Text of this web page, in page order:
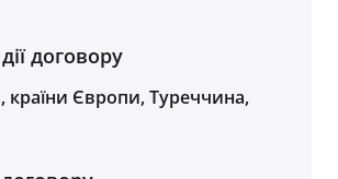
договору
країни Європи, Туреччина,